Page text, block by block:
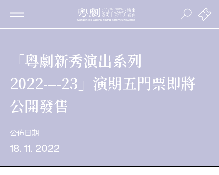
「粵劇新秀演出系列
2022-–-23」演期五門票即將
公開發售
公佈日期
18. 11. 2022